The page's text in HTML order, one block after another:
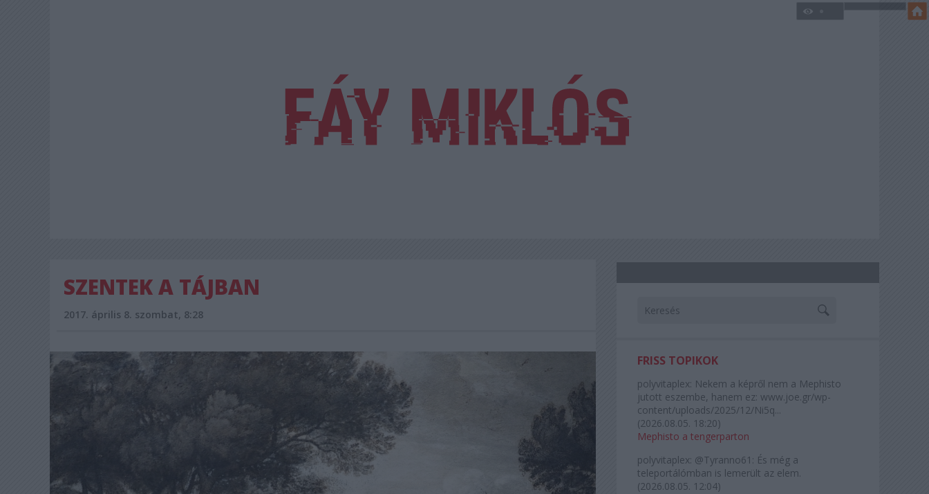
SZENTEK A TÁJBAN
2017. április 8. szombat, 8:28
FRISS TOPIKOK
polyvitaplex: Nekem a képről nem a Mephisto
jutott eszembe, hanem ez: www.joe.gr/wp-
content/uploads/2025/12/Ni5q...
(2026.08.05. 18:20)
Mephisto a tengerparton
polyvitaplex: @Tyranno61: És még a
teleportálómban is lemerült az elem.
(2026.08.05. 12:04)